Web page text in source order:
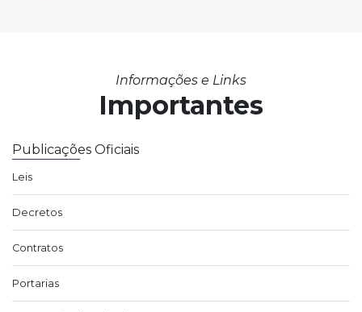
Informações e Links
Importantes
Publicações Oficiais
Leis
Decretos
Contratos
Portarias